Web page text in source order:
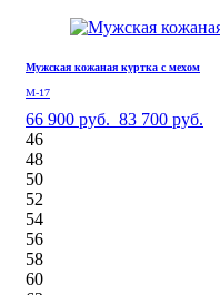
Мужская кожаная куртка с мехом
М-17
66 900 руб. 83 700 руб.
46
48
50
52
54
56
58
60